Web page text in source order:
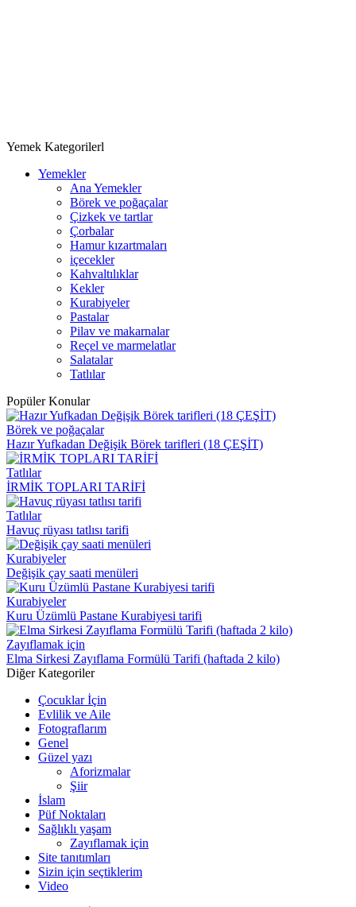
Yemek Kategorilerl
Yemekler
Ana Yemekler
Börek ve poğaçalar
Çizkek ve tartlar
Çorbalar
Hamur kızartmaları
içecekler
Kahvaltılıklar
Kekler
Kurabiyeler
Pastalar
Pilav ve makarnalar
Reçel ve marmelatlar
Salatalar
Tatlılar
Popüler Konular
Börek ve poğaçalar
Hazır Yufkadan Değişik Börek tarifleri (18 ÇEŞİT)
Tatlılar
İRMİK TOPLARI TARİFİ
Tatlılar
Havuç rüyası tatlısı tarifi
Kurabiyeler
Değişik çay saati menüleri
Kurabiyeler
Kuru Üzümlü Pastane Kurabiyesi tarifi
Zayıflamak için
Elma Sirkesi Zayıflama Formülü Tarifi (haftada 2 kilo)
Diğer Kategoriler
Çocuklar İçin
Evlilik ve Aile
Fotograflarım
Genel
Güzel yazı
Aforizmalar
Şiir
İslam
Püf Noktaları
Sağlıklı yaşam
Zayıflamak için
Site tanıtımları
Sizin için seçtiklerim
Video